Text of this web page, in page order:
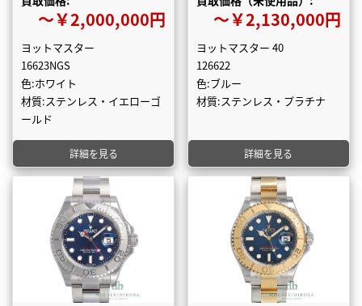
〜￥2,000,000円
ヨットマスター
16623NGS
色:ホワイト
材質:ステンレス・イエローゴ
ールド
詳細を見る
〜￥2,130,000円
ヨットマスター 40
126622
色:ブルー
材質:ステンレス・プラチナ
詳細を見る